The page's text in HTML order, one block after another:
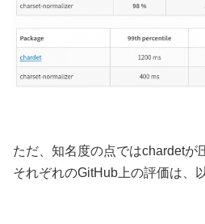
ただ、知名度の点ではchardetが
それぞれのGitHub上の評価は、